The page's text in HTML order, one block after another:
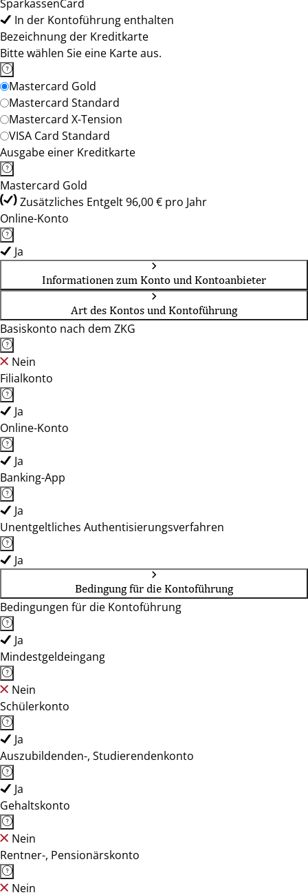
SparkassenCard
In der Kontoführung enthalten
Bezeichnung der Kreditkarte
Bitte wählen Sie eine Karte aus.
Mastercard Gold
Mastercard Standard
Mastercard X-Tension
VISA Card Standard
Ausgabe einer Kreditkarte
Mastercard Gold
Zusätzliches Entgelt 96,00 € pro Jahr
Online-Konto
Ja
Informationen zum Konto und Kontoanbieter
Art des Kontos und Kontoführung
Basiskonto nach dem ZKG
Nein
Filialkonto
Ja
Online-Konto
Ja
Banking-App
Ja
Unentgeltliches Authentisierungsverfahren
Ja
Bedingung für die Kontoführung
Bedingungen für die Kontoführung
Ja
Mindestgeldeingang
Nein
Schülerkonto
Ja
Auszubildenden-, Studierendenkonto
Ja
Gehaltskonto
Nein
Rentner-, Pensionärskonto
Nein